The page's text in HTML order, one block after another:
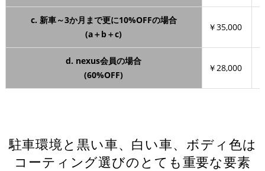
c. 新車～3か月まで更に10%OFFの場合
(a＋b＋c)
￥35,000
d. nexus会員の場合
(60%OFF)
￥28,000
駐車環境と黒い車、白い車、ボディ色は
コーティング選びのとても重要な要素